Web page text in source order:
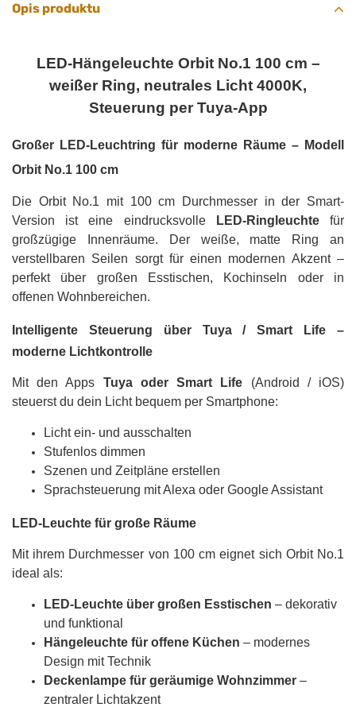
Opis produktu
LED-Hängeleuchte Orbit No.1 100 cm –
weißer Ring, neutrales Licht 4000K,
Steuerung per Tuya-App
Großer LED-Leuchtring für moderne Räume – Modell
Orbit No.1 100 cm
Die Orbit No.1 mit 100 cm Durchmesser in der Smart-
Version ist eine eindrucksvolle
LED-Ringleuchtefür
großzügige Innenräume. Der weiße, matte Ring an
verstellbaren Seilen sorgt für einen modernen Akzent –
perfekt über großen Esstischen, Kochinseln oder in
offenen Wohnbereichen.
Intelligente Steuerung über Tuya / Smart Life –
moderne Lichtkontrolle
Mit den Apps Tuya oder Smart Life (Android / iOS)
steuerst du dein Licht bequem per Smartphone:
Licht ein- und ausschalten
Stufenlos dimmen
Szenen und Zeitpläne erstellen
Sprachsteuerung mit Alexa oder Google Assistant
LED-Leuchte für große Räume
Mit ihrem Durchmesser von 100 cm eignet sich Orbit No.1
ideal als:
LED-Leuchte über großen Esstischen – dekorativ
und funktional
Hängeleuchte für offene Küchen – modernes
Design mit Technik
Deckenlampe für geräumige Wohnzimmer –
zentraler Lichtakzent